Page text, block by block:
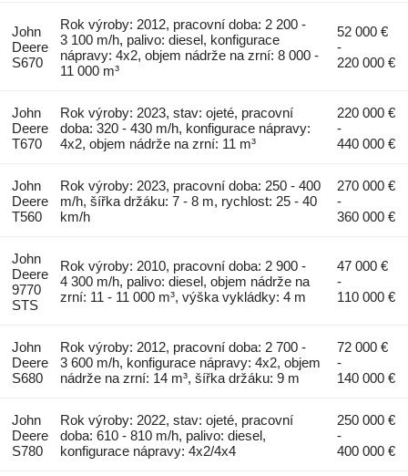
John
Deere
S670
Rok výroby: 2012, pracovní doba: 2 200 -
3 100 m/h, palivo: diesel, konfigurace
nápravy: 4x2, objem nádrže na zrní: 8 000 -
11 000 m³
52 000 €
-
220 000 €
John
Deere
T670
Rok výroby: 2023, stav: ojeté, pracovní
doba: 320 - 430 m/h, konfigurace nápravy:
4x2, objem nádrže na zrní: 11 m³
220 000 €
-
440 000 €
John
Deere
T560
Rok výroby: 2023, pracovní doba: 250 - 400
m/h, šířka držáku: 7 - 8 m, rychlost: 25 - 40
km/h
270 000 €
-
360 000 €
John
Deere
9770
STS
Rok výroby: 2010, pracovní doba: 2 900 -
4 300 m/h, palivo: diesel, objem nádrže na
zrní: 11 - 11 000 m³, výška vykládky: 4 m
47 000 €
-
110 000 €
John
Deere
S680
Rok výroby: 2012, pracovní doba: 2 700 -
3 600 m/h, konfigurace nápravy: 4x2, objem
nádrže na zrní: 14 m³, šířka držáku: 9 m
72 000 €
-
140 000 €
John
Deere
S780
Rok výroby: 2022, stav: ojeté, pracovní
doba: 610 - 810 m/h, palivo: diesel,
konfigurace nápravy: 4x2/4x4
250 000 €
-
400 000 €